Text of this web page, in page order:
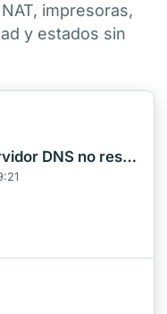
impresoras,
y estados sin
Windows 11 dice que el servidor DNS no responde